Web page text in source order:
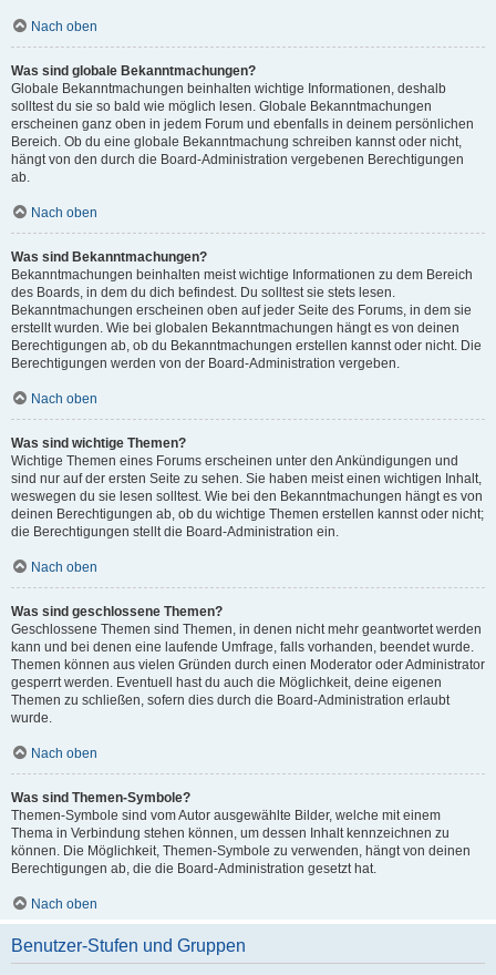
Nach oben
Was sind globale Bekanntmachungen?
Globale Bekanntmachungen beinhalten wichtige Informationen, deshalb
solltest du sie so bald wie möglich lesen. Globale Bekanntmachungen
erscheinen ganz oben in jedem Forum und ebenfalls in deinem persönlichen
Bereich. Ob du eine globale Bekanntmachung schreiben kannst oder nicht,
hängt von den durch die Board-Administration vergebenen Berechtigungen
ab.
Nach oben
Was sind Bekanntmachungen?
Bekanntmachungen beinhalten meist wichtige Informationen zu dem Bereich
des Boards, in dem du dich befindest. Du solltest sie stets lesen.
Bekanntmachungen erscheinen oben auf jeder Seite des Forums, in dem sie
erstellt wurden. Wie bei globalen Bekanntmachungen hängt es von deinen
Berechtigungen ab, ob du Bekanntmachungen erstellen kannst oder nicht. Die
Berechtigungen werden von der Board-Administration vergeben.
Nach oben
Was sind wichtige Themen?
Wichtige Themen eines Forums erscheinen unter den Ankündigungen und
sind nur auf der ersten Seite zu sehen. Sie haben meist einen wichtigen Inhalt,
weswegen du sie lesen solltest. Wie bei den Bekanntmachungen hängt es von
deinen Berechtigungen ab, ob du wichtige Themen erstellen kannst oder nicht;
die Berechtigungen stellt die Board-Administration ein.
Nach oben
Was sind geschlossene Themen?
Geschlossene Themen sind Themen, in denen nicht mehr geantwortet werden
kann und bei denen eine laufende Umfrage, falls vorhanden, beendet wurde.
Themen können aus vielen Gründen durch einen Moderator oder Administrator
gesperrt werden. Eventuell hast du auch die Möglichkeit, deine eigenen
Themen zu schließen, sofern dies durch die Board-Administration erlaubt
wurde.
Nach oben
Was sind Themen-Symbole?
Themen-Symbole sind vom Autor ausgewählte Bilder, welche mit einem
Thema in Verbindung stehen können, um dessen Inhalt kennzeichnen zu
können. Die Möglichkeit, Themen-Symbole zu verwenden, hängt von deinen
Berechtigungen ab, die die Board-Administration gesetzt hat.
Nach oben
Benutzer-Stufen und Gruppen